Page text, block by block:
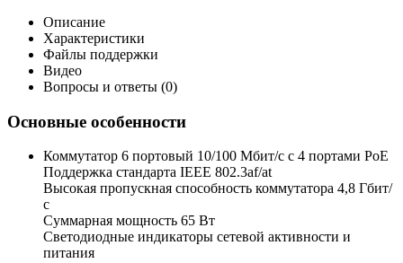
Описание
Характеристики
Файлы поддержки
Видео
Вопросы и ответы (0)
Основные особенности
Коммутатор 6 портовый 10/100 Мбит/с с 4 портами РоЕ
Поддержка стандарта IEEE 802.3af/at
Высокая пропускная способность коммутатора 4,8 Гбит/
с
Суммарная мощность 65 Вт
Светодиодные индикаторы сетевой активности и
питания